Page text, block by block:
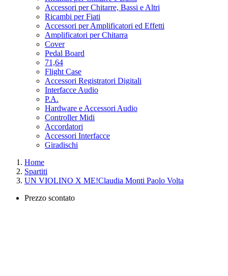
Accessori per Chitarre, Bassi e Altri
Ricambi per Fiati
Accessori per Amplificatori ed Effetti
Amplificatori per Chitarra
Cover
Pedal Board
71,64
Flight Case
Accessori Registratori Digitali
Interfacce Audio
P.A.
Hardware e Accessori Audio
Controller Midi
Accordatori
Accessori Interfacce
Giradischi
Home
Spartiti
UN VIOLINO X ME!Claudia Monti Paolo Volta
Prezzo scontato